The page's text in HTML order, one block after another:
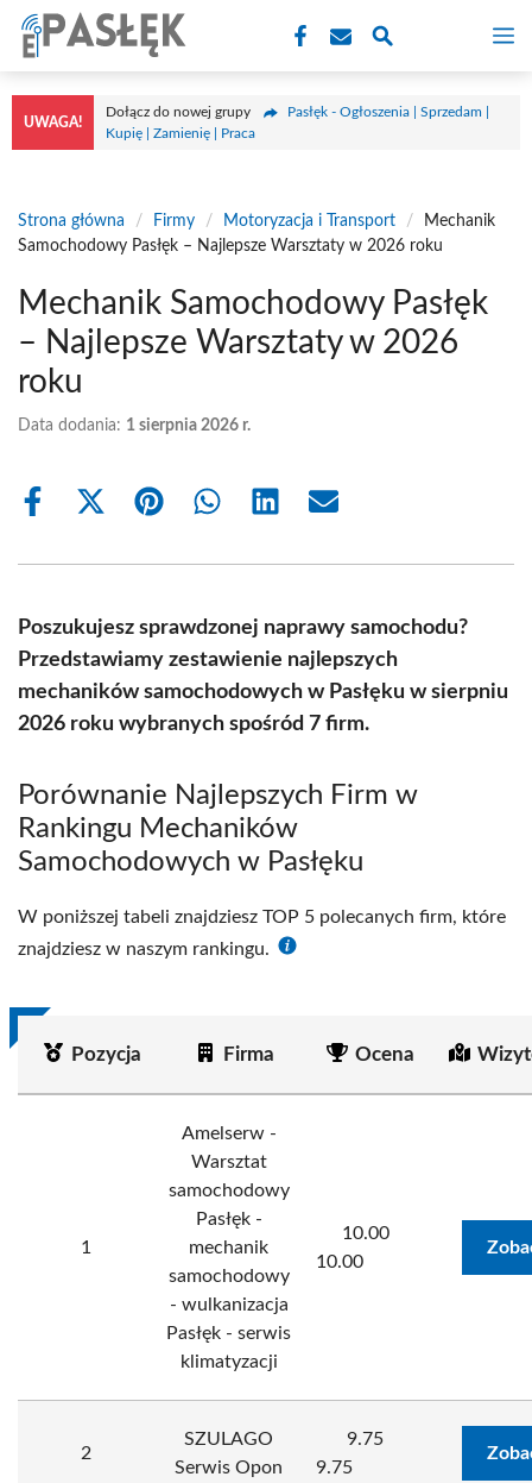
Przejdź
treści
UWAGA!
Dołącz do nowej grupy
Pasłęk - Ogłoszenia | Sprzedam |
Kupię | Zamienię | Praca
Strona główna / Firmy / Motoryzacja i Transport /
Mechanik
Samochodowy Pasłęk – Najlepsze Warsztaty w 2026 roku
Mechanik Samochodowy Pasłęk
– Najlepsze Warsztaty w 2026
roku
Data dodania: 1 sierpnia 2026 r.
Share
Share
(Twitter)
Share Share Share Share
Poszukujesz sprawdzonej naprawy samochodu?
Przedstawiamy zestawienie najlepszych
mechaników samochodowych w Pasłęku w sierpniu
2026 roku wybranych spośród 7 firm.
Porównanie Najlepszych Firm w
Rankingu Mechaników
Samochodowych w Pasłęku
W poniższej tabeli znajdziesz TOP 5 polecanych firm, które
znajdziesz w naszym rankingu.
Pozycja Firma Ocena
1
Amelserw -
Warsztat
samochodowy
Pasłęk -
mechanik
samochodowy
- wulkanizacja
Pasłęk - serwis
klimatyzacji
10.00
10.00
2
SZULAGO
Serwis Opon
9.75
9.75